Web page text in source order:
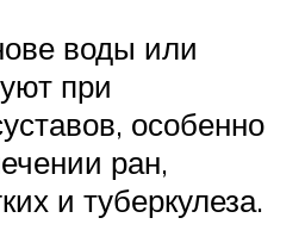
воды или
при
особенно
ран,
и туберкулеза.